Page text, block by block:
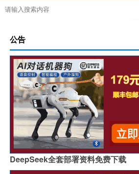
公告
DeepSeek全套部署资料免费下载